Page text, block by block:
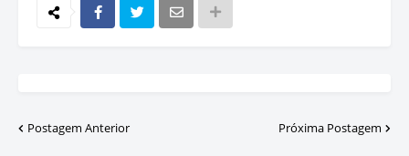
Postagem Anterior Próxima Postagem